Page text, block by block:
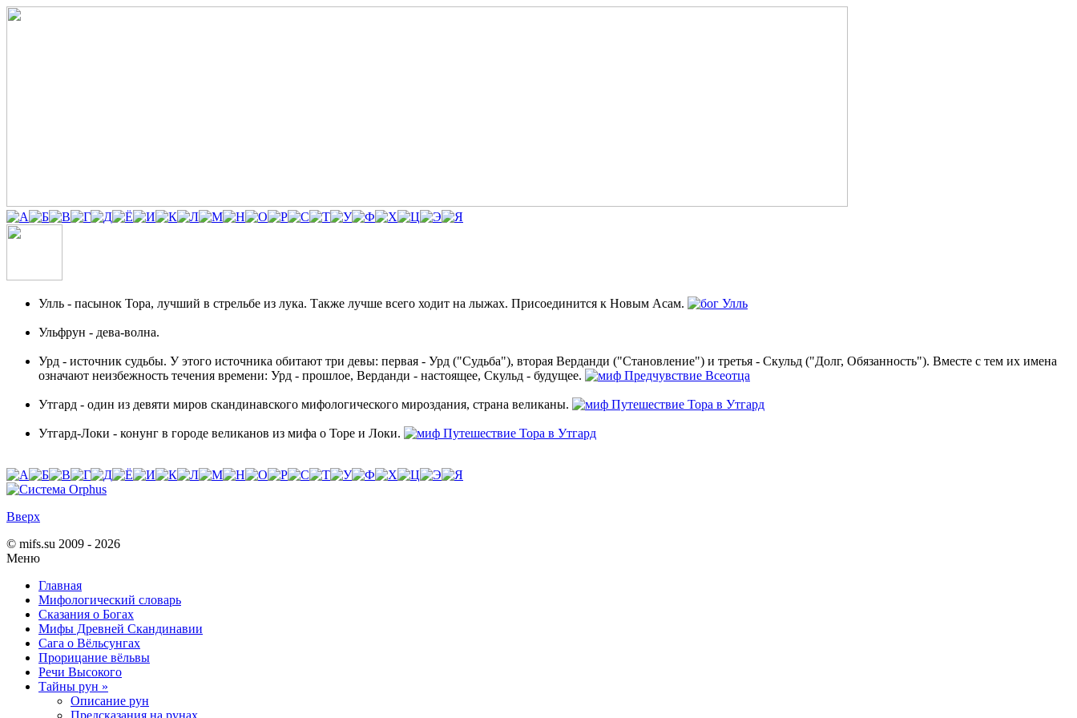
Улль - пасынок Тора, лучший в стрельбе из лука. Также лучше всего ходит на лыжах. Присоединится к Новым Асам.
Ульфрун - дева-волна.
Урд - источник судьбы. У этого источника обитают три девы: первая - Урд ("Судьба"), вторая Верданди ("Становление") и третья - Скульд ("Долг, Обязанность"). Вместе с тем их имена
означают неизбежность течения времени: Урд - прошлое, Верданди - настоящее, Скульд - будущее.
Утгард - один из девяти миров скандинавского мифологического мироздания, страна великаны.
Утгард-Локи - конунг в городе великанов из мифа о Торе и Локи.
Вверх
© mifs.su 2009 - 2026
Меню
Главная
Мифологический словарь
Сказания о Богах
Мифы Древней Скандинавии
Сага о Вёльсунгах
Прорицание вёльвы
Речи Высокого
Тайны рун »
Описание рун
Предсказания на рунах